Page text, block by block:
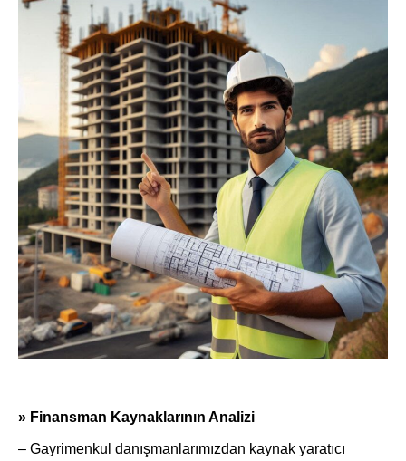
» Finansman Kaynaklarının Analizi
– Gayrimenkul danışmanlarımızdan kaynak yaratıcı